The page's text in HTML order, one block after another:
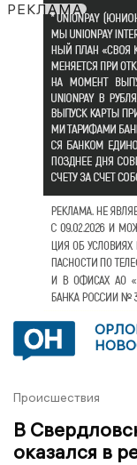
РЕКЛАМА
Происшествия
В
оказался в